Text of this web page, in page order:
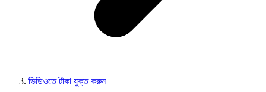
ভিডিওতে টীকা যুক্ত করুন